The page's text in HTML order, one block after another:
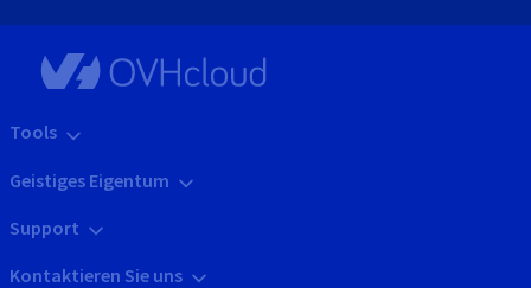
Tools
Geistiges Eigentum
Support
Kontaktieren Sie uns